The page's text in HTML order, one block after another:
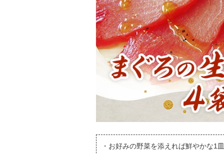
・お好みの野菜を添えれば鮮やかな1